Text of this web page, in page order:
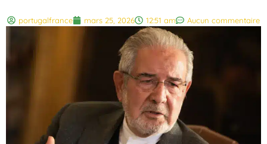
portugalfrance mars 25, 2026 12:51 am Aucun commentaire